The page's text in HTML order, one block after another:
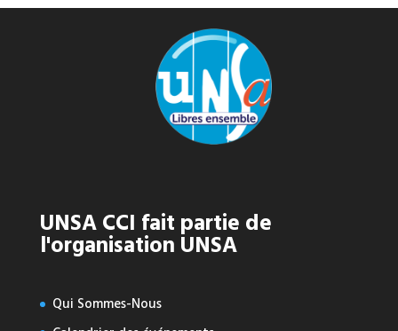
UNSA CCI fait partie de
l'organisation UNSA
Qui Sommes-Nous